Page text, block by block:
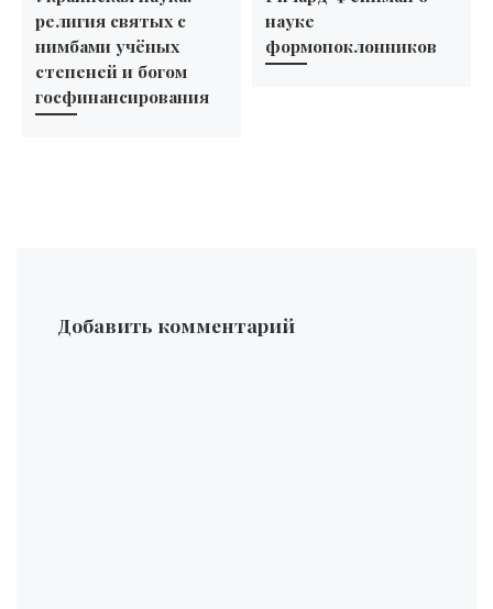
религия святых с
нимбами учёных
степеней и богом
госфинансирования
науке
формопоклонников
Добавить комментарий